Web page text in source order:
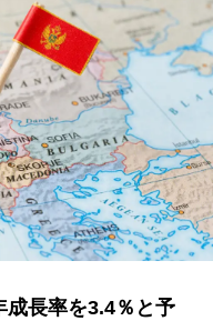
成長率を3.4％と予